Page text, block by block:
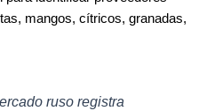
mangos, cítricos, granadas,
ruso registra